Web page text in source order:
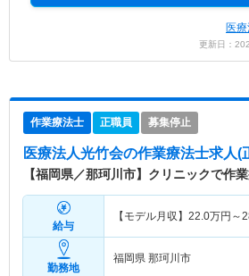
医
更新日：
作業療法士 正職員 募集停止
医療法人光竹会の作業療法士求人(
【福岡県／那珂川市】クリニックで作
給与
【モデル月収】 22.0万円～
勤務地
福岡県 那珂川市